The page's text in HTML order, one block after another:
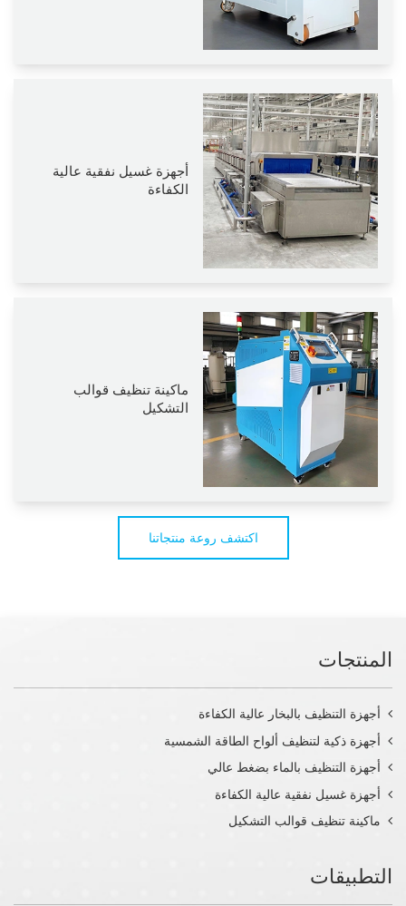
أجهزة غسيل نفقية عالية
الكفاءة
ماكينة تنظيف قوالب
التشكيل
اكتشف روعة منتجاتنا
المنتجات
أجهزة التنظيف بالبخار عالية الكفاءة
أجهزة ذكية لتنظيف ألواح الطاقة الشمسية
أجهزة التنظيف بالماء بضغط عالي
أجهزة غسيل نفقية عالية الكفاءة
ماكينة تنظيف قوالب التشكيل
التطبيقات